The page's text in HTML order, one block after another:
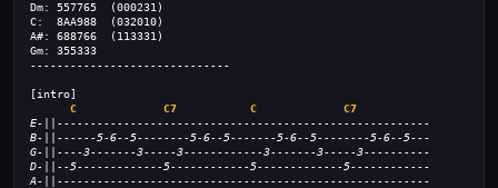
Dm: 557765  (000231)
C:  8AA988  (032010)
A#: 688766  (113331)
Gm: 355333
------------------------------
[intro]
C
C7 C
C7
E-||--------------------------------------------------------
B-||------5-6--5--------5-6--5-------5-6--5--------5-6--5---
G-||----3-------3-----3------------3-------3-----3----------
D-||--5-------------5------------5-------------5------------
A-||--------------------------------------------------------